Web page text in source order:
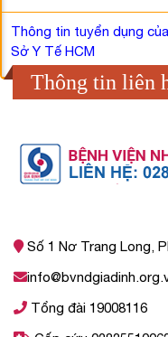
Thông tin tuyển dụng
Sở Y Tế HCM
Thông tin liên
Số 1 Nơ Trang Long,
Tổng đài 19008116